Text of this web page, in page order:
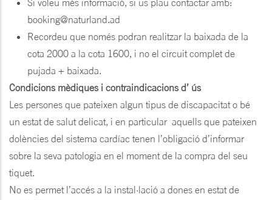
Si voleu més informació, si us plau contactar amb:
booking@naturland.ad
Recordeu que només podran realitzar la baixada de la
cota 2000 a la cota 1600, i no el circuit complet de
pujada + baixada.
Condicions mèdiques i contraindicacions d’ ús
Les persones que pateixen algun tipus de discapacitat o bé
un estat de salut delicat, i en particular aquells que pateixen
dolències del sistema cardíac tenen l’obligació d’informar
sobre la seva patologia en el moment de la compra del seu
tiquet.
No es permet l’accés a la instal·lació a dones en estat de